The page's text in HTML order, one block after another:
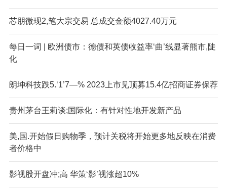
芯朋微现2,笔大宗交易 总成交金额4027.40万元
每日一词 | 欧洲债市：德债和英债收益率‘曲’线显著熊市,陡
化
朗坤科技跌5.‘1’7—% 2023上市见顶募15.4亿招商证券保荐
贵州茅台王莉谈;国际化：有针对性地开发新产品
美,国.开始假日购物季，预计关税将开始更多地反映在消费
者价格中
影视股开盘冲;高 华策‘影’视涨超10%